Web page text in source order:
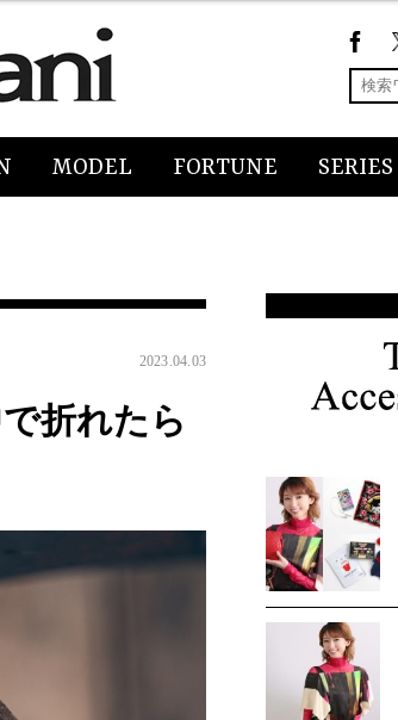
MODEL FORTUNE SERIES
2023.04.03
折れたら